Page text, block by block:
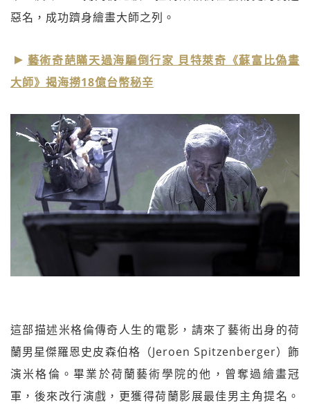
惡名，成功躋身繪畫大師之列。
藝術奇葩瞞天過海騙倒行家 貝特萊奇《蘇富比偽畫
大師》揭海撈18億台幣秘辛
這部描述米格倫傳奇人生的電影，請來了藝術出身的荷
蘭男星傑羅恩史皮森伯格（Jeroen Spitzenberger）飾
演米格倫。畢業於荷蘭藝術學院的他，曾奪過繪畫冠
軍，後來改行演戲，更獲得荷蘭影展最佳男主角提名。